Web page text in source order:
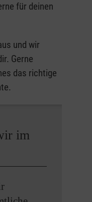
für deinen
und wir
Gerne
das richtige
im